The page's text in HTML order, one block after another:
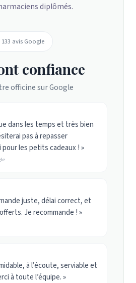
diplômés.
133 avis Google
confiance
officine sur Google
dans les temps et très bien
pas à repasser
pour les petits cadeaux ! »
juste, délai correct, et
Je recommande ! »
à l’écoute, serviable et
à toute l’équipe. »